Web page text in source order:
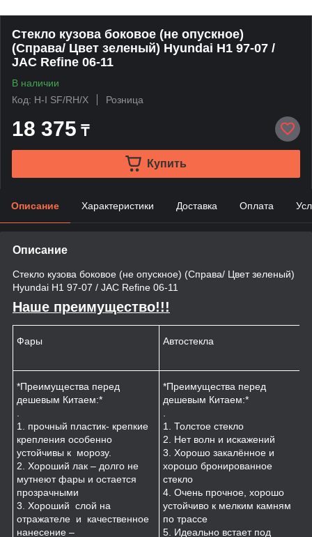
Стекло кузова боковое (не опускное)
(Справа/ Цвет зеленый) Hyundai H1 97-07 /
JAC Refine 06-11
В наличии
Код: H-I SF/RH/X
Розница
18 375 ₸
Купить
Описание Характеристики Доставка Оплата
Описание
Стекло кузова боковое (не опускное) (Справа/ Цвет зеленый)
Hyundai H1 97-07 / JAC Refine 06-11
Наше преимущество!!!
Фары Автостекла
*Преимущества перед
дешевым Китаем:*
.
1. прочный пластик- крепкие
крепления особенно
устойчивы к морозу.
2. Хороший лак – долго не
мутнеют фары и остается
прозрачными
3. Хороший слой на
отражателе и качественное
нанесение –
*Преимущества перед
дешевым Китаем:*
.
1. Толстое стекло
2. Нет волн и искажений
3. Хорошо закалённое и
хорошо бронированное
стекло
4. Очень прочное, хорошо
устойчиво к мелким камням
по трассе
5. Идеально встает под